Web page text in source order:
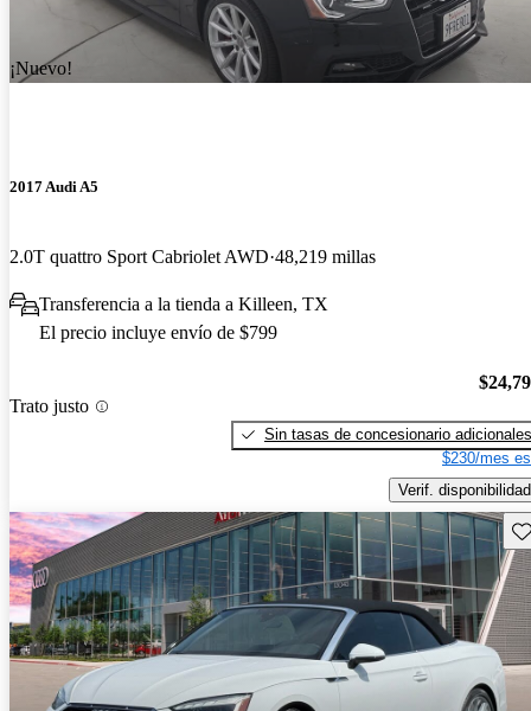
¡Nuevo!
2017 Audi A5
2.0T quattro Sport Cabriolet AWD 48,219 millas
Transferencia a la tienda a Killeen, TX
El precio incluye envío de $799
Trato justo
Sin tasas de concesionario adicionales
$230/mes
Verif. disponibilidad